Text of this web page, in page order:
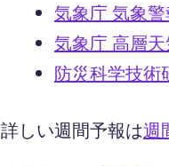
気象庁 気象
気象庁 高層
防災科学技術
詳しい週間予報は週